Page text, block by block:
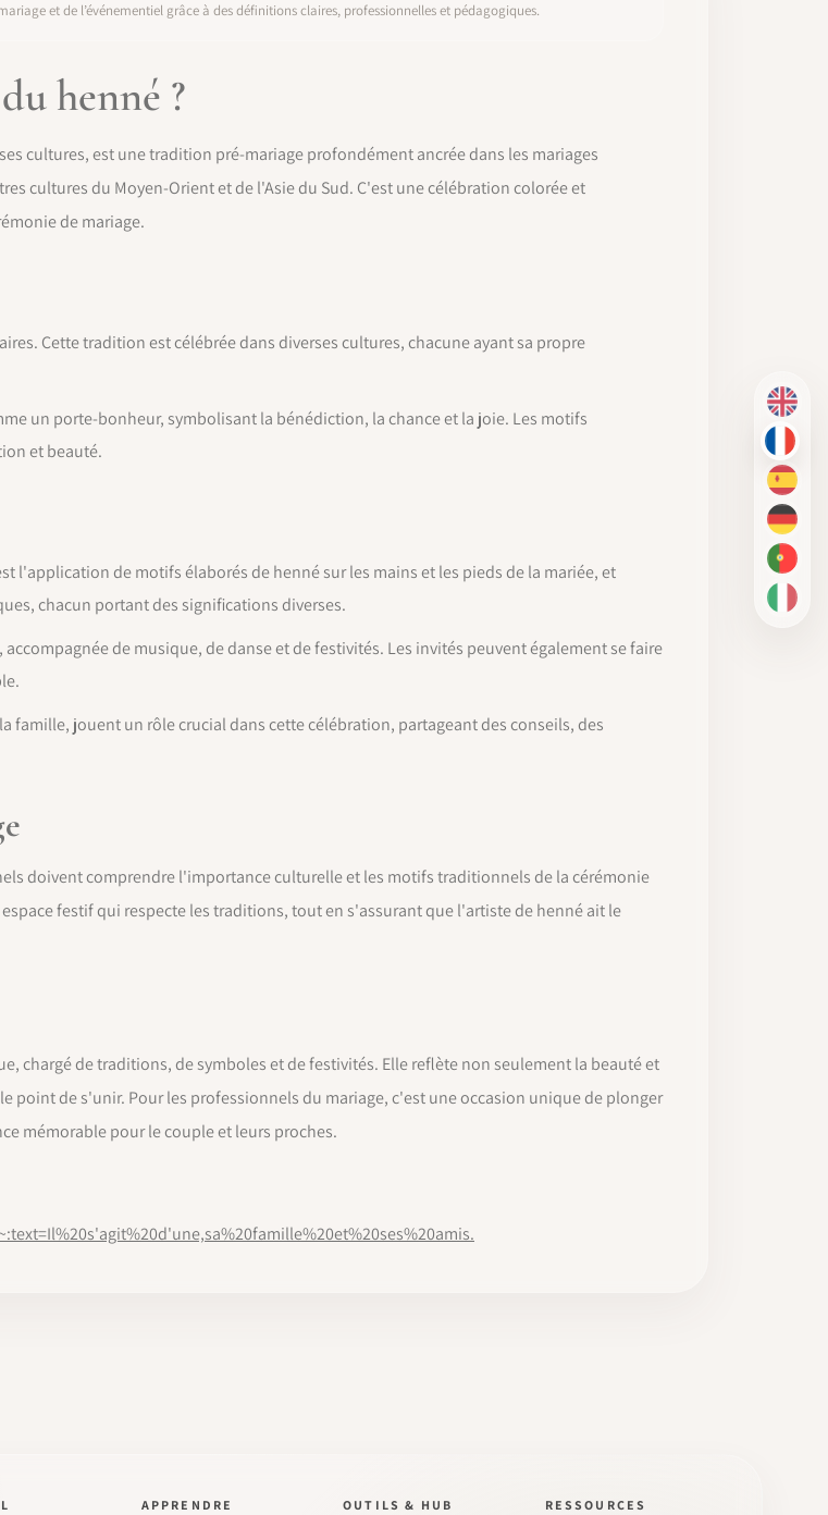
EN
FR
ES
DE
PT-BR
IT
et de l’événementiel grâce à des définitions claires, professionnelles et pédagogiques.
henné ?
cultures, est une tradition pré-mariage profondément ancrée dans les mariages
cultures du Moyen-Orient et de l'Asie du Sud. C'est une célébration colorée et
de mariage.
Cette tradition est célébrée dans diverses cultures, chacune ayant sa propre
un porte-bonheur, symbolisant la bénédiction, la chance et la joie. Les motifs
et beauté.
l'application de motifs élaborés de henné sur les mains et les pieds de la mariée, et
chacun portant des significations diverses.
de musique, de danse et de festivités. Les invités peuvent également se faire
famille, jouent un rôle crucial dans cette célébration, partageant des conseils, des
doivent comprendre l'importance culturelle et les motifs traditionnels de la cérémonie
festif qui respecte les traditions, tout en s'assurant que l'artiste de henné ait le
chargé de traditions, de symboles et de festivités. Elle reflète non seulement la beauté et
point de s'unir. Pour les professionnels du mariage, c'est une occasion unique de plonger
mémorable pour le couple et leurs proches.
APPRENDRE OUTILS & HUB RESSOURCES